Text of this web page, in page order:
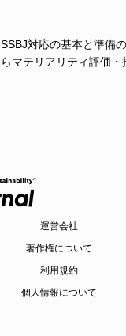
SSBJ対応の基本と準備
らマテリアリティ評価・
運営会社
著作権について
利用規約
個人情報について